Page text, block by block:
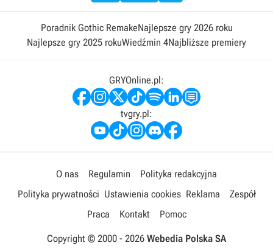
Poradnik Gothic RemakeNajlepsze gry 2026 roku
Najlepsze gry 2025 rokuWiedźmin 4Najbliższe premiery
GRYOnline.pl:
tvgry.pl:
O nas Regulamin
Polityka redakcyjna
Polityka prywatności Ustawienia cookies Reklama
Zespół
Praca
Kontakt Pomoc
Copyright © 2000 - 2026 Webedia Polska SA